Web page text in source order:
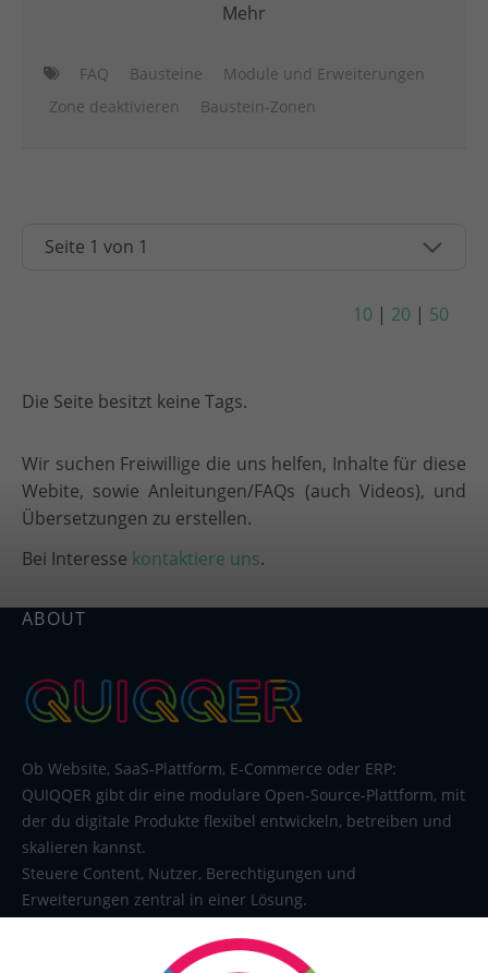
Mehr
FAQ Bausteine
Module und Erweiterungen
Zone deaktivieren
Baustein-Zonen
10 | 20 | 50
Die Seite besitzt keine Tags.
Wir suchen Freiwillige die uns helfen, Inhalte für diese
Webite, sowie Anleitungen/FAQs (auch Videos), und
Übersetzungen zu erstellen.
Bei Interesse kontaktiere uns.
ABOUT
Ob Website, SaaS-Plattform, E-Commerce oder ERP:
QUIQQER gibt dir eine modulare Open-Source-Plattform, mit
der du digitale Produkte flexibel entwickeln, betreiben und
skalieren kannst.
Steuere Content, Nutzer, Berechtigungen und
Erweiterungen zentral in einer Lösung.